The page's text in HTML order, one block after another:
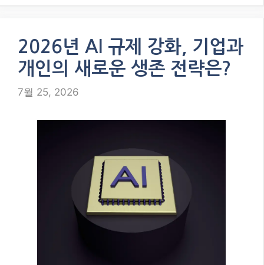
2026년 AI 규제 강화, 기업과
개인의 새로운 생존 전략은?
7월 25, 2026